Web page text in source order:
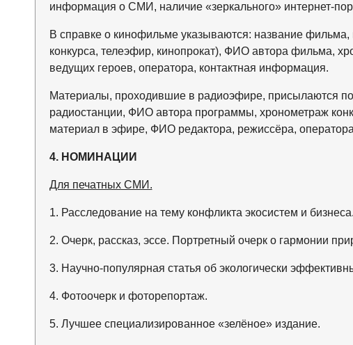
информация о СМИ, наличие «зеркального» интернет-
В справке о кинофильме указываются: название
конкурса, телеэфир, кинопрокат), ФИО автора фильма,
ведущих героев, оператора, контактная информация.
Материалы, проходившие в радиоэфире, присылаются
радиостанции, ФИО автора программы, хронометраж
материал в эфире, ФИО редактора, режиссёра,
4. НОМИНАЦИИ
Для печатных СМИ.
1. Расследование на тему конфликта экосистем и бизнеса.
2. Очерк, рассказ, эссе. Портретный очерк о гармонии
3. Научно-популярная статья об экологически
4. Фотоочерк и фоторепортаж.
5. Лучшее специализированное «зелёное» издание.